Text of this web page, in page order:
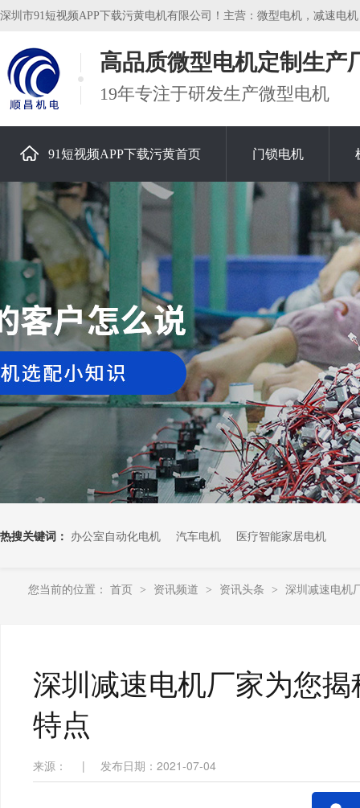
深圳市91短视频APP下载污黄电机有限公司！主营：微型电机，减速电机
高品质微型电机定制生产
19年专注于研发生产微型电机
91短视频APP下载污黄首页 门锁电机
关于91短视频APP下载污黄
热搜关键词： 办公室自动化电机 汽车电机 医疗智能家居电机
您当前的位置： 首页 > 资讯频道 > 资讯头条 > 深圳减速电机
深圳减速电机厂家为您揭
特点
来源： | 发布日期：2021-07-04